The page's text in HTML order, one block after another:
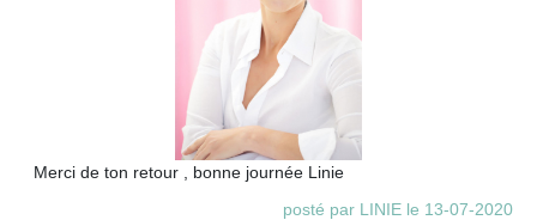
Merci de ton retour , bonne journée Linie
posté par LINIE le 13-07-2020